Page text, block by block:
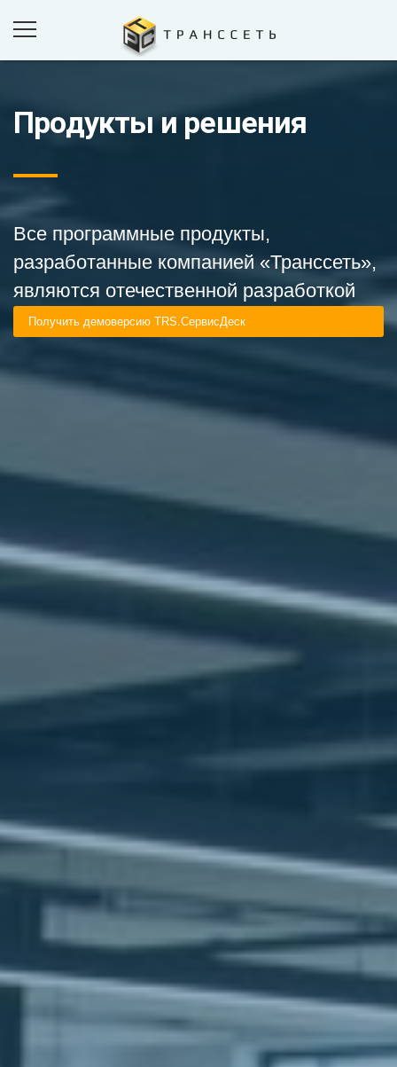
ПРОДУКТЫ И РЕШЕНИЯ
КОМПАНИЯ
КОНТАКТЫ
ОБРАТНАЯ СВЯЗЬ
Продукты и решения
Все программные продукты,
разработанные компанией «Транссеть»,
являются отечественной разработкой
Получить демоверсию TRS.СервисДеск